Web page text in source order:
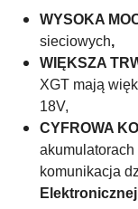
WYSOKA
sieciowych,
WIĘKSZA
XGT mają
18V,
CYFROWA
akumulatorach
komunikacja